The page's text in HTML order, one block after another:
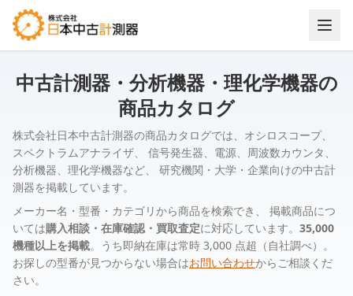
中古計測器・分析機器・理化学機器の
商品カタログ
株式会社日本中古計測器の商品カタログでは、オシロスコープ、
スペクトラムアナライザ、 信号発生器、電源、周波数カウンタ、
分析機器、理化学機器など、 研究機関・大学・企業向けの中古計
測器を掲載しています。
メーカー名・型番・カテゴリから商品を検索でき、 掲載商品につ
いては購入相談・在庫確認・買取査定に対応しています。 35,000
機種以上を掲載。うち即納在庫は常時 3,000 点超（自社調べ）。
お探しの型番が見つからない場合はお問い合わせからご相談くだ
さい。